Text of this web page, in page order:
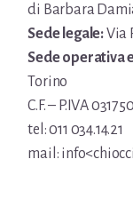
di Barbara
Sede legale:Via
Sede operativa
Torino
C.F. – P.IVA
tel: 011 034.14.21
mail: